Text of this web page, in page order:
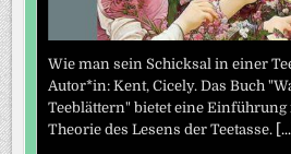
Wie man sein Schicksal in einer
Autor*in: Kent, Cicely. Das Buch
Teeblättern" bietet eine
Theorie des Lesens der Teetasse. [...]